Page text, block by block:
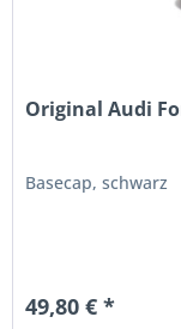
Original Audi
Basecap, schwarz
49,80 € *